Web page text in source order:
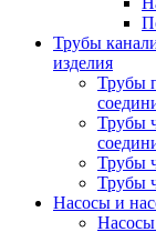
Трубы
изделия
Трубы
Трубы
Трубы
Трубы
Насосы и